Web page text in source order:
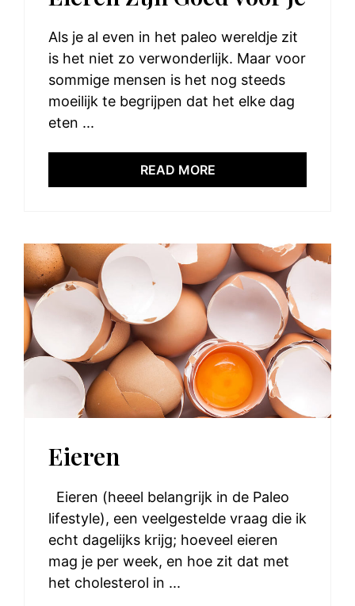
Als je al even in het paleo wereldje zit
is het niet zo verwonderlijk. Maar voor
sommige mensen is het nog steeds
moeilijk te begrijpen dat het elke dag
eten ...
READ MORE
Eieren
Eieren (heeel belangrijk in de Paleo
lifestyle), een veelgestelde vraag die ik
echt dagelijks krijg; hoeveel eieren
mag je per week, en hoe zit dat met
het cholesterol in ...